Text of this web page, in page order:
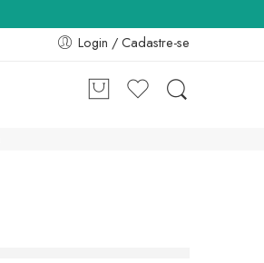
Login / Cadastre-se